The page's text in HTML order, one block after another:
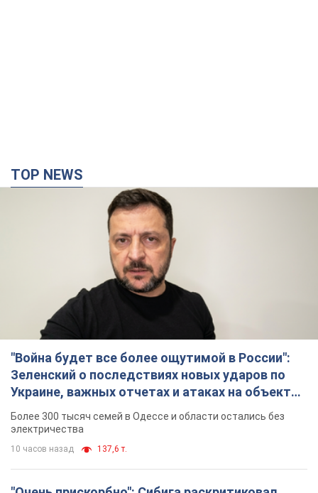
TOP NEWS
"Война будет все более ощутимой в России":
Зеленский о последствиях новых ударов по
Украине, важных отчетах и атаках на объекты
противника. Видео
Более 300 тысяч семей в Одессе и области остались без
электричества
10 часов назад 137,6 т.